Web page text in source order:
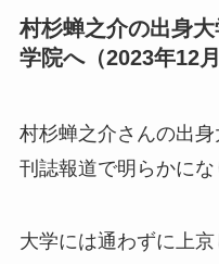
村杉蝉之介の出身
学院へ（2023年12
村杉蝉之介さんの出
刊誌報道で明らかにな
大学には通わずに上